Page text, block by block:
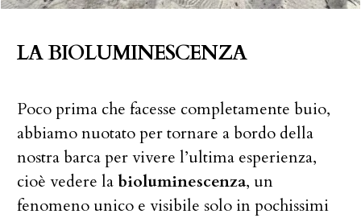
LA BIOLUMINESCENZA
Poco prima che facesse completamente buio,
abbiamo nuotato per tornare a bordo della
nostra barca per vivere l’ultima esperienza,
cioè vedere labioluminescenza, un
fenomeno unico e visibile solo in pochissimi